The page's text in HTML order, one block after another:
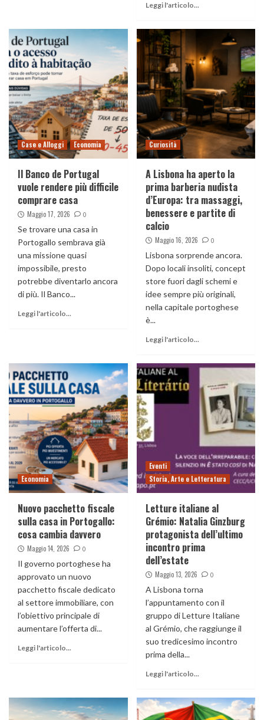
Leggi l'articolo...
Case e Alloggi Economia
Il Banco de Portugal
vuole rendere più difficile
comprare casa
Maggio 17, 2026 0
Se trovare una casa in
Portogallo sembrava già
una missione quasi
impossibile, presto
potrebbe diventarlo ancora
di più. Il Banco...
Leggi l'articolo...
Curiosità
A Lisbona ha aperto la
prima barberia nudista
d’Europa: tra massaggi,
benessere e partite di
calcio
Maggio 16, 2026 0
Lisbona sorprende ancora.
Dopo locali insoliti, concept
store fuori dagli schemi e
idee sempre più originali,
nella capitale portoghese
è...
Leggi l'articolo...
Economia
Nuovo pacchetto fiscale
sulla casa in Portogallo:
cosa cambia davvero
Maggio 14, 2026 0
Il governo portoghese ha
approvato un nuovo
pacchetto fiscale dedicato
al settore immobiliare, con
l’obiettivo principale di
aumentare l’offerta di...
Leggi l'articolo...
Eventi
Storia, Arte e Letteratura
Letture italiane al
Grémio: Natalia Ginzburg
protagonista dell’ultimo
incontro prima
dell’estate
Maggio 13, 2026 0
A Lisbona torna
l’appuntamento con il
gruppo di Letture Italiane
al Grémio, che raggiunge il
suo tredicesimo incontro
prima della...
Leggi l'articolo...